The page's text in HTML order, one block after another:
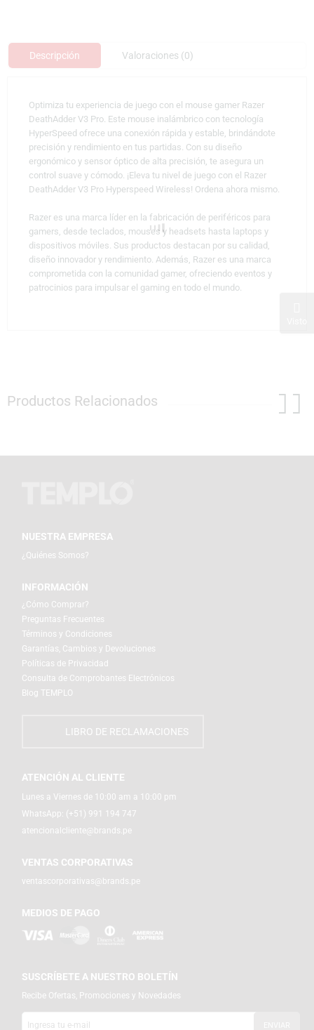
Descripción Valoraciones (0)
Optimiza tu experiencia de juego con el mouse gamer Razer
DeathAdder V3 Pro. Este mouse inalámbrico con tecnología
HyperSpeed ofrece una conexión rápida y estable, brindándote
precisión y rendimiento en tus partidas. Con su diseño
ergonómico y sensor óptico de alta precisión, te asegura un
control suave y cómodo. ¡Eleva tu nivel de juego con el Razer
DeathAdder V3 Pro Hyperspeed Wireless! Ordena ahora mismo.
Razer es una marca líder en la fabricación de periféricos para
gamers, desde teclados, mouses y headsets hasta laptops y
dispositivos móviles. Sus productos destacan por su calidad,
diseño innovador y rendimiento. Además, Razer es una marca
comprometida con la comunidad gamer, ofreciendo eventos y
patrocinios para impulsar el gaming en todo el mundo.
Productos Relacionados
NUESTRA EMPRESA
¿Quiénes Somos?
INFORMACIÓN
¿Cómo Comprar?
Preguntas Frecuentes
Términos y Condiciones
Garantías, Cambios y Devoluciones
Políticas de Privacidad
Consulta de Comprobantes Electrónicos
Blog TEMPLO
LIBRO DE RECLAMACIONES
ATENCIÓN AL CLIENTE
Lunes a Viernes de 10:00 am a 10:00 pm
WhatsApp: (+51) 991 194 747
atencionalcliente@brands.pe
VENTAS CORPORATIVAS
ventascorporativas@brands.pe
MEDIOS DE PAGO
SUSCRÍBETE A NUESTRO BOLETÍN
Recibe Ofertas, Promociones y Novedades